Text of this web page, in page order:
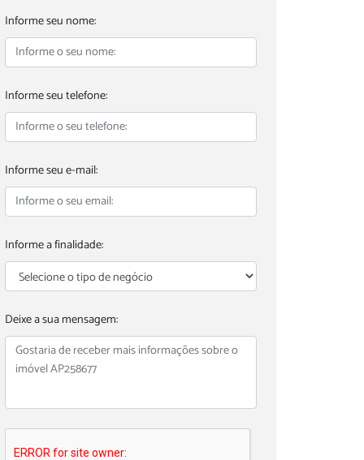
Informe seu nome:
Informe seu telefone:
Informe seu e-mail:
Informe a finalidade:
Deixe a sua mensagem: